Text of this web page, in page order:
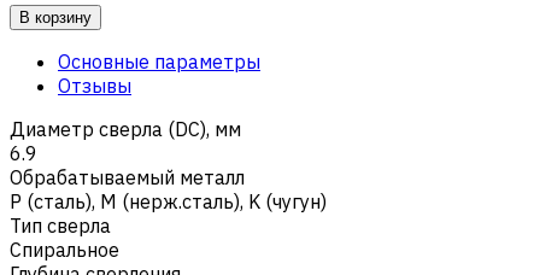
В корзину
Основные параметры
Отзывы
Диаметр сверла (DC), мм
6.9
Обрабатываемый металл
Р (сталь), M (нерж.сталь), K (чугун)
Тип сверла
Спиральное